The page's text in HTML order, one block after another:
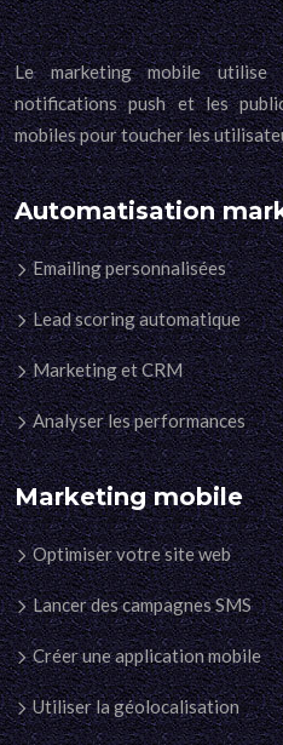
Le marketing mobile utilise
notifications push et les
mobiles pour toucher les
Automatisation
Emailing personnalisées
Lead scoring automatique
Marketing et CRM
Analyser les performances
Marketing mobile
Optimiser votre site web
Lancer des campagnes SMS
Créer une application mobile
Utiliser la géolocalisation